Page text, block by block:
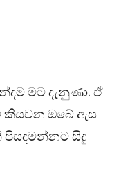
මට දැනුණා. ඒ
කියවන ඔබේ ඇස
පිසදමන්නට සිදු